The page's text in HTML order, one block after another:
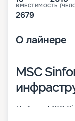
ВМЕСТИМОСТЬ
2679
О лайнере
MSC
Лайнер MSC